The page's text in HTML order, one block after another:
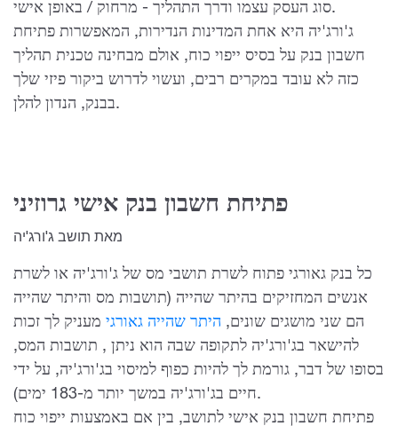
סוג העסק עצמו ודרך התהליך - מרחוק / באופן אישי.
ג'ורג'יה היא אחת המדינות הנדירות, המאפשרות פתיחת
חשבון בנק על בסיס ייפוי כוח, אולם מבחינה טכנית תהליך
כזה לא עובד במקרים רבים, ועשוי לדרוש ביקור פיזי שלך
בבנק, הנדון להלן.
פתיחת חשבון בנק אישי גרוזיני
מאת תושב ג'ורג'יה
כל בנק גאורגי פתוח לשרת תושבי מס של ג'ורג'יה או לשרת
אנשים המחזיקים בהיתר שהייה (תושבות מס והיתר שהייה
הם שני מושגים שונים, היתר שהייה גאורגי מעניק לך זכות
להישאר בג'ורג'יה לתקופה שבה הוא ניתן , תושבות המס,
בסופו של דבר, גורמת לך להיות כפוף למיסוי בג'ורג'יה, על ידי
חיים בג'ורג'יה במשך יותר מ-183 ימים).
פתיחת חשבון בנק אישי לתושב, בין אם באמצעות ייפוי כוח